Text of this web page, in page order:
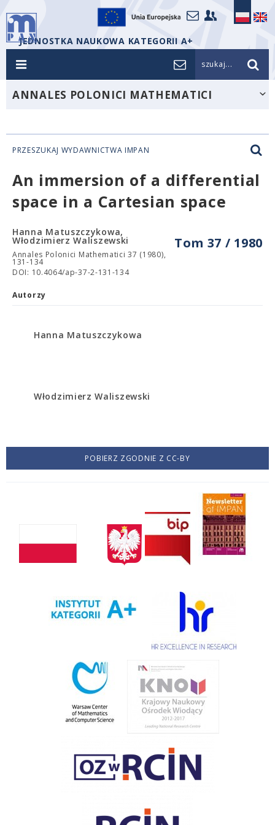
JEDNOSTKA NAUKOWA KATEGORII A+
szukaj...
ANNALES POLONICI MATHEMATICI
PRZESZUKAJ WYDAWNICTWA IMPAN
An immersion of a differential
space in a Cartesian space
Tom 37 / 1980
Hanna Matuszczykowa,
Włodzimierz Waliszewski
Annales Polonici Mathematici 37 (1980),
131-134
DOI: 10.4064/ap-37-2-131-134
Autorzy
Hanna Matuszczykowa
Włodzimierz Waliszewski
POBIERZ ZGODNIE Z CC-BY